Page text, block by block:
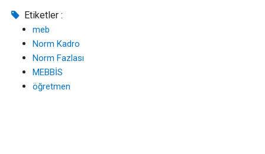
Etiketler :
meb
Norm Kadro
Norm Fazlası
MEBBİS
öğretmen